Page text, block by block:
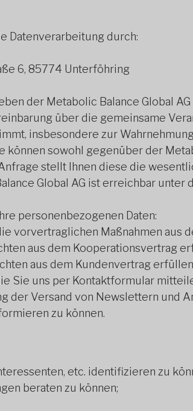
Datenverarbeitung durch:
6, 85774 Unterföhring
der Metabolic Balance Global
über die gemeinsame
insbesondere zur
können sowohl gegenüber der
stellt Ihnen diese die
Global AG ist erreichbar unter
personenbezogenen Daten:
vorvertraglichen Maßnahmen aus
aus dem Kooperationsvertrag
aus dem Kundenvertrag
Sie uns per Kontaktformular
der Versand von Newslettern und
zu können.
etc. identifizieren zu
beraten zu können;